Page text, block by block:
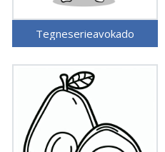
Tegneserieavokado